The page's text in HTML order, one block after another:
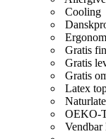
Cooling
Gratis
Gratis
Gratis
Latex
OEKO-
Vendbar